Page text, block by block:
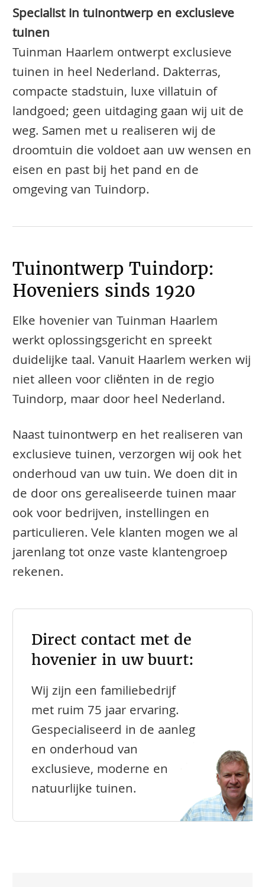
Specialist in tuinontwerp en exclusieve
tuinen
Tuinman Haarlem ontwerpt exclusieve
tuinen in heel Nederland. Dakterras,
compacte stadstuin, luxe villatuin of
landgoed; geen uitdaging gaan wij uit de
weg. Samen met u realiseren wij de
droomtuin die voldoet aan uw wensen en
eisen en past bij het pand en de
omgeving van Tuindorp.
Tuinontwerp Tuindorp:
Hoveniers sinds 1920
Elke hovenier van Tuinman Haarlem
werkt oplossingsgericht en spreekt
duidelijke taal. Vanuit Haarlem werken wij
niet alleen voor cliënten in de regio
Tuindorp, maar door heel Nederland.
Naast tuinontwerp en het realiseren van
exclusieve tuinen, verzorgen wij ook het
onderhoud van uw tuin. We doen dit in
de door ons gerealiseerde tuinen maar
ook voor bedrijven, instellingen en
particulieren. Vele klanten mogen we al
jarenlang tot onze vaste klantengroep
rekenen.
Direct contact met de
hovenier in uw buurt:
Wij zijn een familiebedrijf
met ruim 75 jaar ervaring.
Gespecialiseerd in de aanleg
en onderhoud van
exclusieve, moderne en
natuurlijke tuinen.